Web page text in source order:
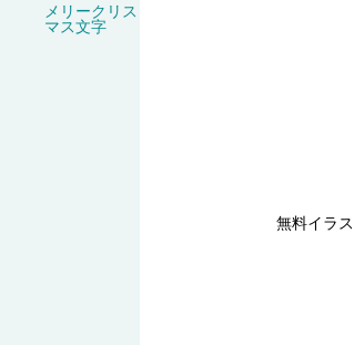
メリークリス
マス文字
無料イラ